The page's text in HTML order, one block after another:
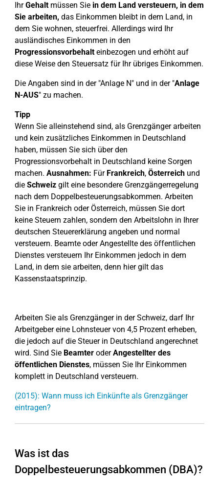
IhrGehaltmüssen Sie in dem Land versteuern, in dem
Sie arbeiten, das Einkommen bleibt in dem Land, in
dem Sie wohnen, steuerfrei. Allerdings wird Ihr
ausländisches Einkommen in den
Progressionsvorbehalteinbezogen und erhöht auf
diese Weise den Steuersatz für Ihr übriges Einkommen.
Die Angaben sind in der "Anlage N" und in der "Anlage
N-AUS" zu machen.
Tipp
Wenn Sie alleinstehend sind, als Grenzgänger arbeiten
und kein zusätzliches Einkommen in Deutschland
haben, müssen Sie sich über den
Progressionsvorbehalt in Deutschland keine Sorgen
machen. Ausnahmen: Für Frankreich, Österreich und
die Schweiz gilt eine besondere Grenzgängerregelung
nach dem Doppelbesteuerungsabkommen. Arbeiten
Sie in Frankreich oder Österreich, müssen Sie dort
keine Steuern zahlen, sondern den Arbeitslohn in Ihrer
deutschen Steuererklärung angeben und normal
versteuern. Beamte oder Angestellte des öffentlichen
Dienstes versteuern Ihr Einkommen jedoch in dem
Land, in dem sie arbeiten, denn hier gilt das
Kassenstaatsprinzip.
Arbeiten Sie als Grenzgänger in der Schweiz, darf Ihr
Arbeitgeber eine Lohnsteuer von 4,5 Prozent erheben,
die jedoch auf die Steuer in Deutschland angerechnet
wird. Sind Sie Beamter oderAngestellter des
öffentlichen Dienstes, müssen Sie Ihr Einkommen
komplett in Deutschland versteuern.
(2015): Wann muss ich Einkünfte als Grenzgänger
eintragen?
Was ist das
Doppelbesteuerungsabkommen (DBA)?